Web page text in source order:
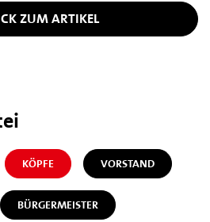
ZUM ARTIKEL
KÖPFE VORSTAND
BÜRGERMEISTER